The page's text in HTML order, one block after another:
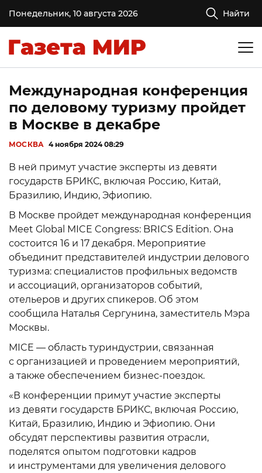
Понедельник, 10 августа 2026 Найти
Международная конференция
по деловому туризму пройдет
в Москве в декабре
МОСКВА 4 ноября 2024 08:29
В ней примут участие эксперты из девяти
государств БРИКС, включая Россию, Китай,
Бразилию, Индию, Эфиопию.
В Москве пройдет международная конференция
Meet Global MICE Congress: BRICS Edition. Она
состоится 16 и 17 декабря. Мероприятие
объединит представителей индустрии делового
туризма: специалистов профильных ведомств
и ассоциаций, организаторов событий,
отельеров и других спикеров. Об этом
сообщила Наталья Сергунина, заместитель Мэра
Москвы.
MICE — область туриндустрии, связанная
с организацией и проведением мероприятий,
а также обеспечением бизнес-поездок.
«В конференции примут участие эксперты
из девяти государств БРИКС, включая Россию,
Китай, Бразилию, Индию и Эфиопию. Они
обсудят перспективы развития отрасли,
поделятся опытом подготовки кадров
и инструментами для увеличения делового